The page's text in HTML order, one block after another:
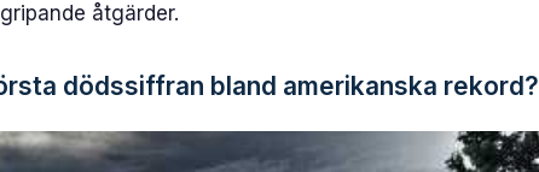
åtgärder.
dödssiffran bland amerikanska rekord?